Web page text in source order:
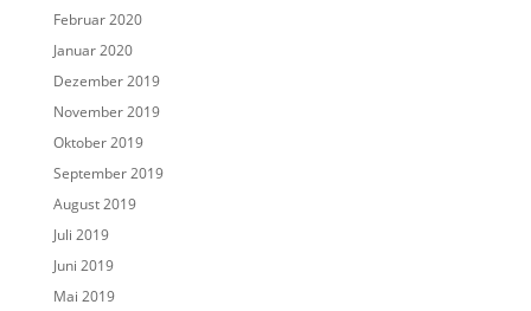
Februar 2020
Januar 2020
Dezember 2019
November 2019
Oktober 2019
September 2019
August 2019
Juli 2019
Juni 2019
Mai 2019